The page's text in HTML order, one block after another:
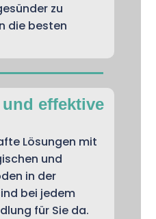
zu
die besten
effektive
Lösungen mit
und
in der
bei jedem
für Sie da.